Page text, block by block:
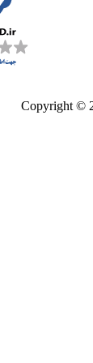
Copyright ©